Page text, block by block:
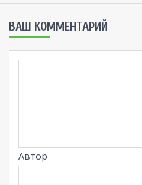
ВАШ КОММЕНТАРИЙ
Автор